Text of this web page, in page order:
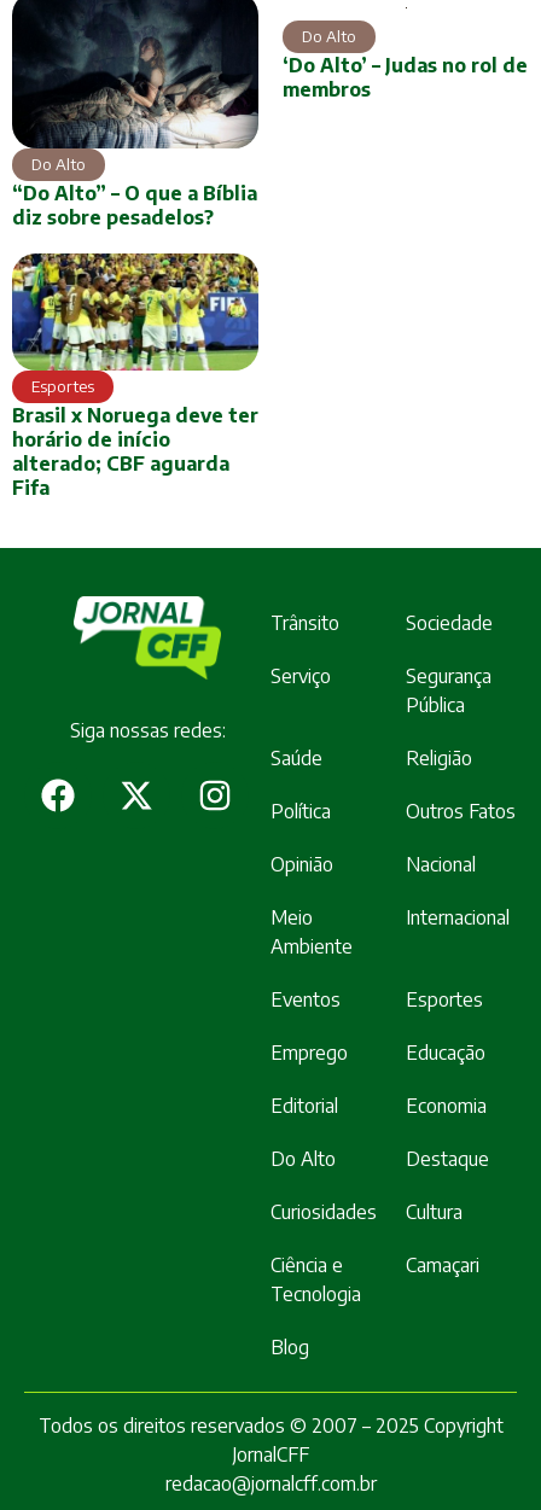
Do Alto
“Do Alto” – O que a Bíblia
diz sobre pesadelos?
Do Alto
‘Do Alto’ – Judas no rol de
membros
Esportes
Brasil x Noruega deve ter
horário de início
alterado; CBF aguarda
Fifa
Siga nossas redes:
Trânsito Sociedade
Serviço
Segurança
Pública
Saúde Religião
Política Outros Fatos
Opinião Nacional
Meio
Ambiente
Internacional
Eventos Esportes
Emprego Educação
Editorial Economia
Do Alto Destaque
Curiosidades Cultura
Ciência e
Tecnologia
Camaçari
Blog
Todos os direitos reservados © 2007 – 2025 Copyright
JornalCFF
redacao@jornalcff.com.br